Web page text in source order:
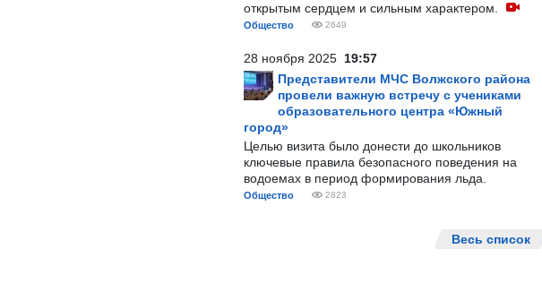
открытым сердцем и сильным характером.
Общество 2649
28 ноября 2025 19:57
Представители МЧС Волжского района
провели важную встречу с учениками
образовательного центра «Южный
город»
Целью визита было донести до школьников
ключевые правила безопасного поведения на
водоемах в период формирования льда.
Общество 2823
Весь список